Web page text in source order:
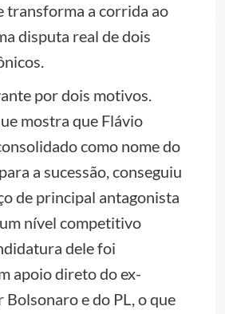
transforma a corrida ao
disputa real de dois
por dois motivos.
mostra que Flávio
como nome do
a sucessão, conseguiu
de principal antagonista
nível competitivo
dele foi
apoio direto do ex-
e do PL, o que